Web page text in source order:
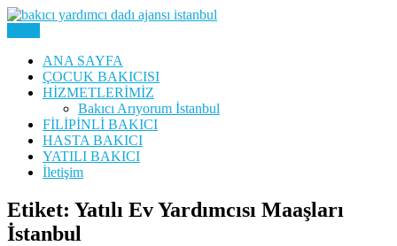
Skip
Bakıcı Yardımcı Dadı
Danışmanlık Ajansı İstanbul
ANA SAYFA
ÇOCUK BAKICISI
HİZMETLERİMİZ
Bakıcı Arıyorum İstanbul
FİLİPİNLİ BAKICI
HASTA BAKICI
YATILI BAKICI
İletişim
Etiket: Yatılı Ev Yardımcısı Maaşları
İstanbul